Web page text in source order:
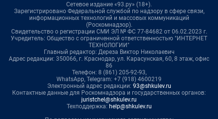
Сетевое издание «93.ру» (18+).
Зарегистрировано Федеральной службой по надзору в сфере связи,
информационных технологий и массовых коммуникаций
(Роскомнадзор).
Свидетельство о регистрации СМИ ЭЛ № ФС 77-84682 от 06.02.2023 г.
Учредитель: Общество с ограниченной ответственностью "ИНТЕРНЕТ
ТЕХНОЛОГИИ"
Главный редактор: Дереза Виктор Николаевич
Адрес редакции: 350066, г. Краснодар, ул. Карасунская, 60, 8 этаж, офис
86
Телефон: 8 (861) 205-92-93,
WhatsApp, Telegram: +7 (918) 4600219
Электронный адрес редакции: 93@shkulev.ru
Контактные данные для Роскомнадзора и государственных органов:
juristchel@shkulev.ru
Техподдержка: help@shkulev.ru